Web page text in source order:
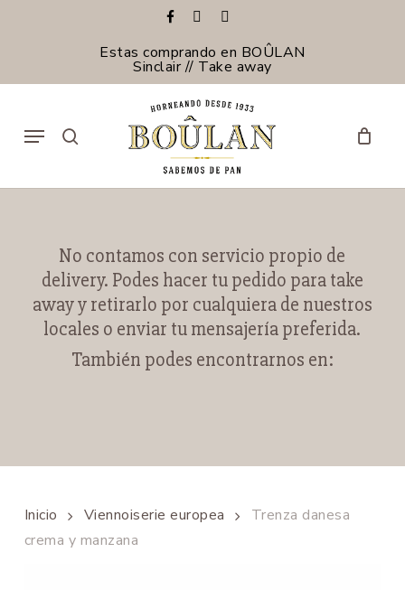
facebook
Estas comprando en BOÛLAN
Sinclair // Take away
Menu
Carrito
No contamos con servicio propio de
delivery. Podes hacer tu pedido para take
away y retirarlo por cualquiera de nuestros
locales o enviar tu mensajería preferida.
También podes encontrarnos en:
Inicio Viennoiserie europea
Trenza danesa
crema y manzana